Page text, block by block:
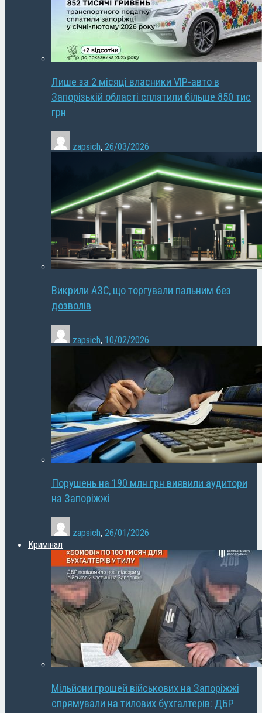
Лише за 2 місяці власники VIP-авто в
Запорізькій області сплатили більше 850 тис
грн
zapsich, 26/03/2026
Викрили АЗС, що торгували пальним без
дозволів
zapsich, 10/02/2026
Порушень на 190 млн грн виявили аудитори
на Запоріжжі
zapsich, 26/01/2026
Кримінал
Мільйони грошей військових на Запоріжжі
спрямували на тилових бухгалтерів: ДБР